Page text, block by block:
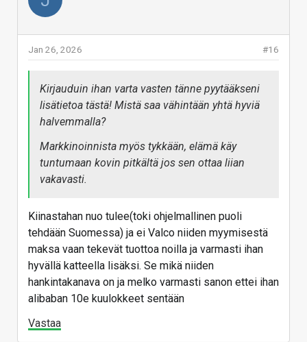
#16
Jan 26, 2026
Kirjauduin ihan varta vasten tänne pyytääkseni
lisätietoa tästä! Mistä saa vähintään yhtä hyviä
halvemmalla?
Markkinoinnista myös tykkään, elämä käy
tuntumaan kovin pitkältä jos sen ottaa liian
vakavasti.
Kiinastahan nuo tulee(toki ohjelmallinen puoli
tehdään Suomessa) ja ei Valco niiden myymisestä
maksa vaan tekevät tuottoa noilla ja varmasti ihan
hyvällä katteella lisäksi. Se mikä niiden
hankintakanava on ja melko varmasti sanon ettei ihan
alibaban 10e kuulokkeet sentään
Vastaa